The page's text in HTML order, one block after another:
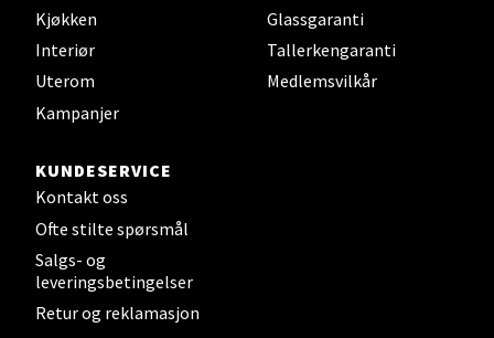
Kjøkken
Interiør
Uterom
Kampanjer
Glassgaranti
Tallerkengaranti
Medlemsvilkår
KUNDESERVICE
Kontakt oss
Ofte stilte spørsmål
Salgs- og
leveringsbetingelser
Retur og reklamasjon
Leirvik - Stord
4 i butikk